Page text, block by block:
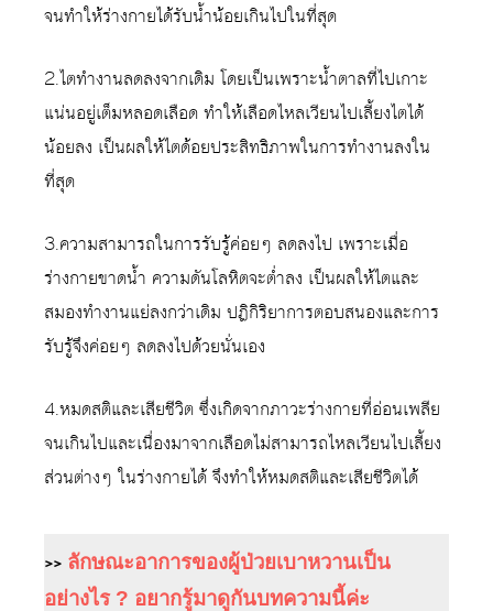
จนทำให้ร่างกายได้รับน้ำน้อยเกินไปในที่สุด
2.ไตทำงานลดลงจากเดิม โดยเป็นเพราะน้ำตาลที่ไปเกาะ
แน่นอยู่เต็มหลอดเลือด ทำให้เลือดไหลเวียนไปเลี้ยงไตได้
น้อยลง เป็นผลให้ไตด้อยประสิทธิภาพในการทำงานลงใน
ที่สุด
3.ความสามารถในการรับรู้ค่อยๆ ลดลงไป เพราะเมื่อ
ร่างกายขาดน้ำ ความดันโลหิตจะต่ำลง เป็นผลให้ไตและ
สมองทำงานแย่ลงกว่าเดิม ปฎิกิริยาการตอบสนองและการ
รับรู้จึงค่อยๆ ลดลงไปด้วยนั่นเอง
4.หมดสติและเสียชีวิต ซึ่งเกิดจากภาวะร่างกายที่อ่อนเพลีย
จนเกินไปและเนื่องมาจากเลือดไม่สามารถไหลเวียนไปเลี้ยง
ส่วนต่างๆ ในร่างกายได้ จึงทำให้หมดสติและเสียชีวิตได้
>> ลักษณะอาการของผู้ป่วยเบาหวานเป็น
อย่างไร ? อยากรู้มาดูกันบทความนี้ค่ะ